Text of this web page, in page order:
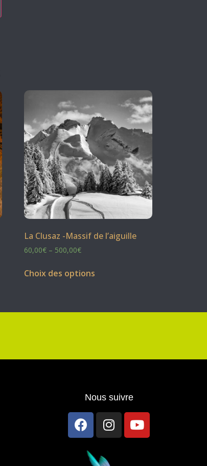
La Clusaz -Massif de l’aiguille
60,00€ – 500,00€
Choix des options
Nous suivre